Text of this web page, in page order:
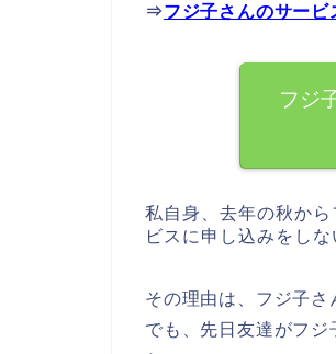
⇒フジ子さんのサービ
フジ
私自身、去年の秋か
ビスに申し込みをし
その理由は、フジ子さ
でも、先日友達がフ